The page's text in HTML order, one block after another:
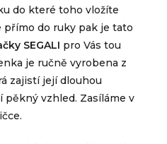
do které toho vložíte
do ruky pak je tato
SEGALI pro Vás tou
je ručně vyrobena z
zajistí její dlouhou
vzhled. Zasíláme v